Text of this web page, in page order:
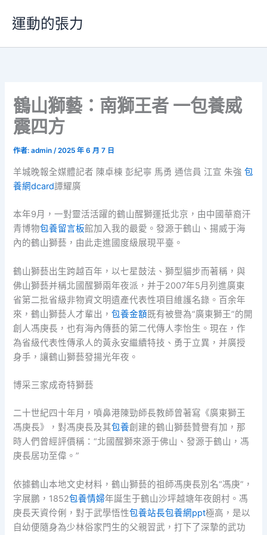
要
運動的張力
鶴山獅藝：南獅王者 一包養威
震四方
作者:admin/2025 年 6 月 7 日
羊城晚報全媒體記者 陳卓棟 彭紀寧 馬勇 通信員 江宣 朱強包
養網dcard譚耀廣
本年9月，一對靈活活躍的鶴山醒獅運抵北京，由中國華裔汗
青博物包養留言板館加入我的最愛。發源于鶴山、揚威于海
內的鶴山獅藝，由此走進國度級展現平臺。
鶴山獅藝出生跨越百年，以七星鼓法、獅型貓步而著稱，與
佛山獅藝并稱北國醒獅兩年夜派，并于2007年5月列進廣東
省第二批省級非物資文明遺產代表性項目維護名錄。百余年
來，鶴山獅藝人才輩出，包養金額既有被譽為“廣東獅王”的開
創人馮庚長，也有海內傳藝的第二代傳人李怡生。現在，作
為省級代表性傳承人的黃永安繼續特技、勇于立異，并廣授
身手，讓鶴山獅藝發揚光年夜。
博采三家成奇特獅藝
二十世紀四十年月，噴鼻港陳勁師長教師曾著寫《廣東獅王
馮庚長》，對馮庚長及其包養創建的鶴山獅藝贊譽有加，那
時人們曾經評價稱：“北國醒獅來源于佛山、發源于鶴山，馮
庚長居功至偉。”
依據鶴山本地文史材料，鶴山獅藝的祖師馮庚長別名“馮庚”，
字展鵬，1852包養情婦年誕生于鶴山沙坪越塘年夜朗村。馮
庚長天資伶俐，對于武學悟性包養站長包養網ppt極高，是以
自幼便隨身為少林俗家門生的父親習武，打下了深摯的武功